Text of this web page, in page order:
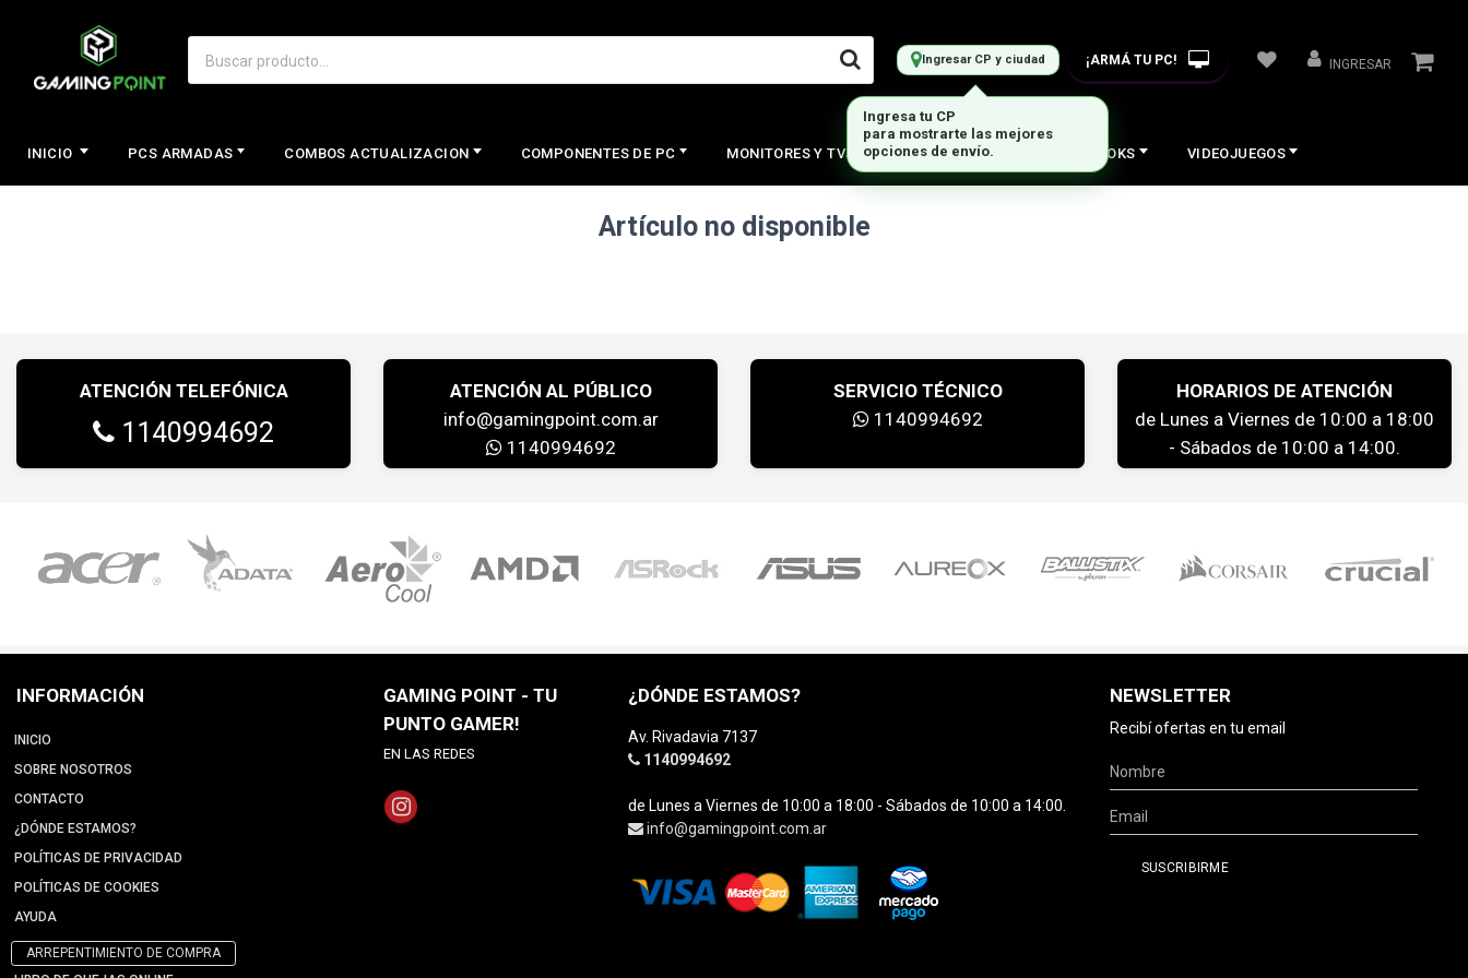
Ingresar CP y ciudad ¡ARMÁ TU PC! INGRESAR
INICIO PCS ARMADAS COMBOS ACTUALIZACION COMPONENTES DE PC MONITORES Y TVS PERIFERICOS NOTEBOOKS VIDEOJUEGOS
Artículo no disponible
ATENCIÓN TELEFÓNICA
1140994692
ATENCIÓN AL PÚBLICO
info@gamingpoint.com.ar
1140994692
SERVICIO TÉCNICO
1140994692
HORARIOS DE ATENCIÓN
de Lunes a Viernes de 10:00 a 18:00
- Sábados de 10:00 a 14:00.
INFORMACIÓN
INICIO
SOBRE NOSOTROS
CONTACTO
¿DÓNDE ESTAMOS?
POLÍTICAS DE PRIVACIDAD
POLÍTICAS DE COOKIES
AYUDA
ARREPENTIMIENTO DE COMPRA
GAMING POINT - TU
PUNTO GAMER!
EN LAS REDES
¿DÓNDE ESTAMOS?
Av. Rivadavia 7137
1140994692
de Lunes a Viernes de 10:00 a 18:00 - Sábados de 10:00 a 14:00.
info@gamingpoint.com.ar
NEWSLETTER
Recibí ofertas en tu email
Ingresa tu CP
para mostrarte las mejores
opciones de envío.